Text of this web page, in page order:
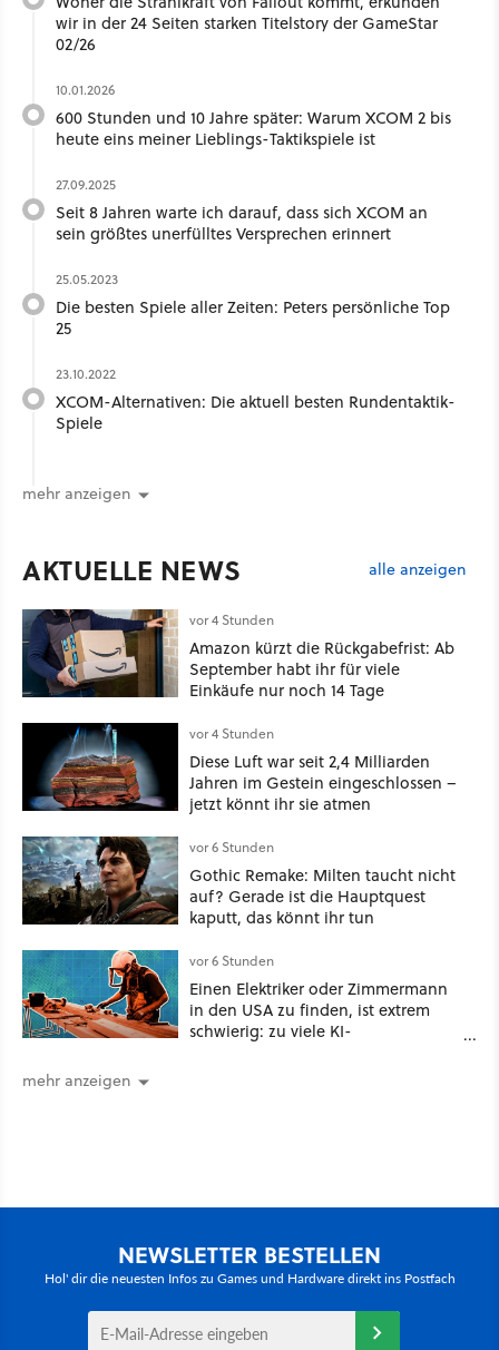
wir in der 24 Seiten starken Titelstory der GameStar
02/26
10.01.2026
600 Stunden und 10 Jahre später: Warum XCOM 2 bis
heute eins meiner Lieblings-Taktikspiele ist
27.09.2025
Seit 8 Jahren warte ich darauf, dass sich XCOM an
sein größtes unerfülltes Versprechen erinnert
25.05.2023
Die besten Spiele aller Zeiten: Peters persönliche Top
25
23.10.2022
XCOM-Alternativen: Die aktuell besten Rundentaktik-
Spiele
mehr anzeigen
AKTUELLE NEWS alle anzeigen
vor 4 Stunden
Amazon kürzt die Rückgabefrist: Ab
September habt ihr für viele
Einkäufe nur noch 14 Tage
vor 4 Stunden
Diese Luft war seit 2,4 Milliarden
Jahren im Gestein eingeschlossen –
jetzt könnt ihr sie atmen
vor 6 Stunden
Gothic Remake: Milten taucht nicht
auf? Gerade ist die Hauptquest
kaputt, das könnt ihr tun
vor 6 Stunden
Einen Elektriker oder Zimmermann
in den USA zu finden, ist extrem
schwierig: zu viele KI-
mehr anzeigen
NEWSLETTER BESTELLEN
Hol' dir die neuesten Infos zu Games und Hardware direkt ins Postfach